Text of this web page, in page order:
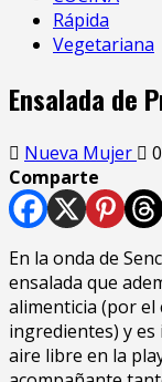
Rápida
Vegetariana
Ensalada de
Nueva Mujer
Comparte
En la onda de
ensalada que
alimenticia (por
ingredientes) y
aire libre en la